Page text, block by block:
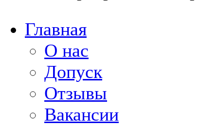
Главная
О нас
Допуск
Отзывы
Вакансии